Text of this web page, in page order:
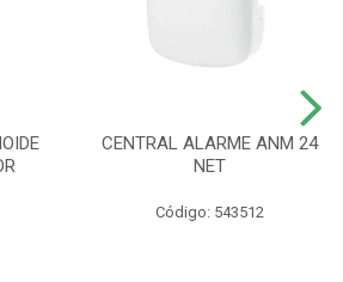
CENTRAL ALARME ANM 24
NET
Código: 543512